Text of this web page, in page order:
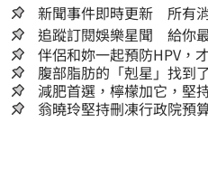
新聞事件即時更新 所有
追蹤訂閱娛樂星聞 給你
伴侶和妳一起預防HPV，
腹部脂肪的「剋星」找到
囊，瘦出小蠻腰
減肥首選，檸檬加它，堅
人生
翁曉玲堅持刪凍行政院預